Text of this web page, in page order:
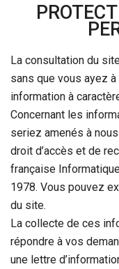
La consultation du
sans que vous ayez
information à
Concernant les
seriez amenés à
droit d’accès et de
française
1978. Vous pouvez
du site.
La collecte de ces
répondre à vos
une lettre